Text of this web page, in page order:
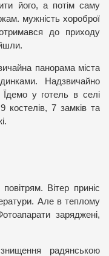
його, а потім саму
мужність хороброї
до приходу
панорама міста
Надзвичайно
Їдемо у готель в селі
7 замків та
Вітер приніс
Але в теплому
заряджені,
радянською